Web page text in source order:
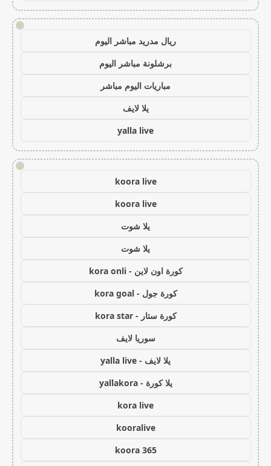
!
ريال مدريد مباشر اليوم
برشلونة مباشر اليوم
مباريات اليوم مباشر
يلا لايف
yalla live
!
koora live
koora live
يلا شوت
يلا شوت
كورة اون لاين - kora onli
كورة جول - kora goal
كورة ستار - kora star
سوريا لايف
يلا لايف - yalla live
يلا كورة - yallakora
kora live
kooralive
koora 365